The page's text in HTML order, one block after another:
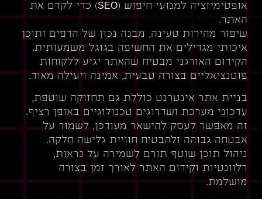
אופטימיזציה למנועי חיפוש (SEO) כדי לקדם את
האתר.
שיפור מהירות טעינה, מבנה נכון של הדפים ותוכן
איכותי מגדילים את החשיפה בגוגל משמעותית.
הקידום האורגני מבטיח שהאתר יגיע ללקוחות
פוטנציאליים בצורה טבעית, אמינה ויעילה מאוד.
בניית אתר אינטרנט כוללת גם תחזוקה שוטפת,
עדכוני מערכת ושדרוגים טכנולוגיים באופן רציף.
זה מאפשר לעסק להישאר מעודכן, לשמור על
אבטחה גבוהה ולהבטיח חוויית גלישה חלקה.
ניהול תוכן שוטף תורם לשמירה על נראות,
רלוונטיות וקידום האתר לאורך זמן בצורה
מושלמת.